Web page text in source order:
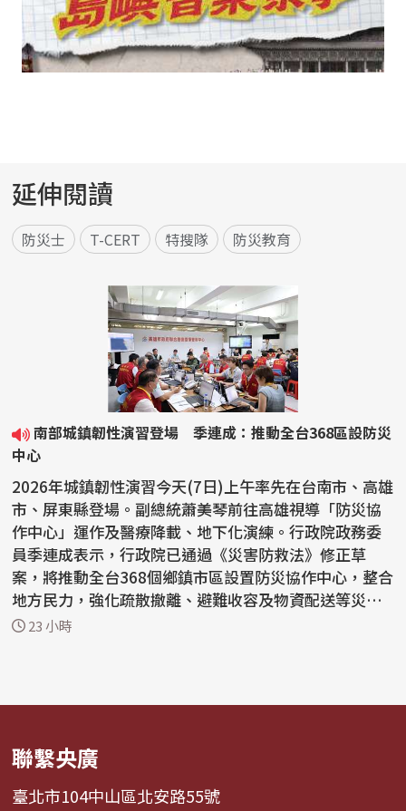
延伸閱讀
防災士 T-CERT 特搜隊 防災教育
南部城鎮韌性演習登場 季連成：推動全台368區設防災
中心
2026年城鎮韌性演習今天(7日)上午率先在台南市、高雄
市、屏東縣登場。副總統蕭美琴前往高雄視導「防災協
作中心」運作及醫療降載、地下化演練。行政院政務委
員季連成表示，行政院已通過《災害防救法》修正草
案，將推動全台368個鄉鎮市區設置防災協作中心，整合
地方民力，強化疏散撤離、避難收容及物資配送等災害
應變能力...
23 小時
聯繫央廣
臺北市104中山區北安路55號